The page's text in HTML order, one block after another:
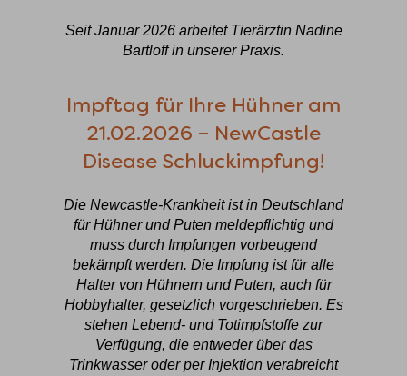
Seit Januar 2026 arbeitet Tierärztin Nadine
Bartloff in unserer Praxis.
Impftag für Ihre Hühner am
21.02.2026 – NewCastle
Disease Schluckimpfung!
Die Newcastle-Krankheit ist in Deutschland
für Hühner und Puten meldepflichtig und
muss durch Impfungen vorbeugend
bekämpft werden. Die Impfung ist für alle
Halter von Hühnern und Puten, auch für
Hobbyhalter, gesetzlich vorgeschrieben. Es
stehen Lebend- und Totimpfstoffe zur
Verfügung, die entweder über das
Trinkwasser oder per Injektion verabreicht